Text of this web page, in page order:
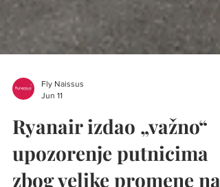
Ryanair izdao „važno“
upozorenje putnicima